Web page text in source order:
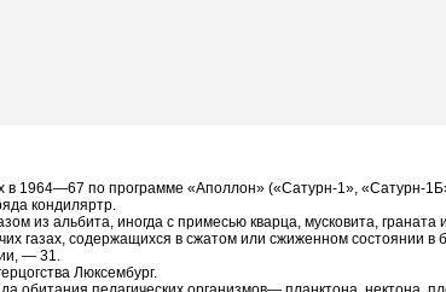
в 1964—67 по программе «Аполлон» («Сатурн-1», «Сатурн-
кондиляртр.
из альбита, иногда с примесью кварца, мусковита, граната
газах, содержащихся в сжатом или сжиженном состоянии
— 31.
Люксембург.